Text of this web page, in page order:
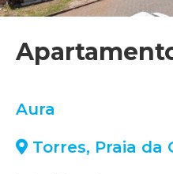
Aura
Torres, Praia da